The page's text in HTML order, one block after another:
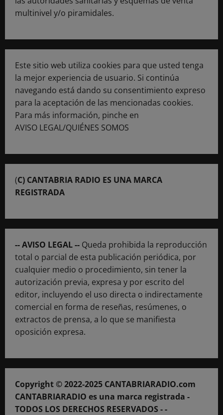
multinivel y/o piramidales.
Este sitio web utiliza cookies para que usted tenga
la mejor experiencia de usuario. Si continúa
navegando está dando su consentimiento expreso
para la aceptación de las mencionadas cookies.
Para más información, pinche en
AVISO LEGAL/QUIÉNES SOMOS
(C) CANTABRIA RADIO ES UNA MARCA
REGISTRADA
-- AVISO LEGAL -- Queda prohibida la reproducción
total o parcial de esta publicación periódica, por
cualquier medio o procedimiento, sin tener la
autorización previa, expresa y por escrito del
editor, incluyendo el uso directa o indirectamente
comercial en forma de reseñas, resúmenes, o
extractos de prensa, a lo que se manifiesta
oposición expresa.
Copyright © 2022-2025 CANTABRIARADIO.com
CANTABRIARADIO es una marca registrada -
TODOS LOS DERECHOS RESERVADOS - -